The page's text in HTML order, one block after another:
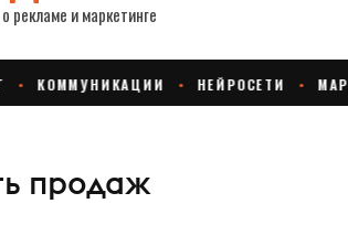
продаж